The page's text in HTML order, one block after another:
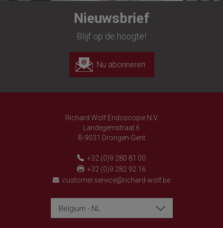
Nieuwsbrief
Blijf op de hoogte!
Nu abonneren
Richard Wolf Endoscopie N.V.
Landegemstraat 6
B-9031 Drongen-Gent
+32 (0)9 280 81 00
+32 (0)9 282 92 16
customer.service@richard-wolf.be
Belgium - NL